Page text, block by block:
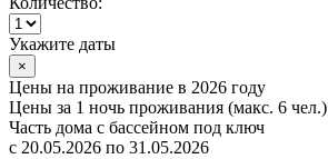
Укажите даты
×
Цены на проживание в 2026 году
Цены за 1 ночь проживания (макс. 6 чел.)
Часть дома с бассейном под ключ
с 20.05.2026 по 31.05.2026